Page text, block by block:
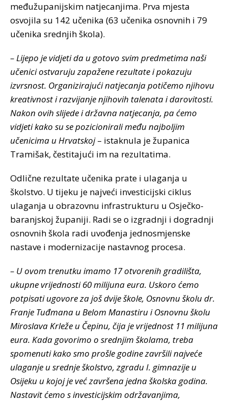
međužupanijskim natjecanjima. Prva mjesta
osvojila su 142 učenika (63 učenika osnovnih i 79
učenika srednjih škola).
– Lijepo je vidjeti da u gotovo svim predmetima naši
učenici ostvaruju zapažene rezultate i pokazuju
izvrsnost. Organizirajući natjecanja potičemo njihovu
kreativnost i razvijanje njihovih talenata i darovitosti.
Nakon ovih slijede i državna natjecanja, pa ćemo
vidjeti kako su se pozicionirali među najboljim
učenicima u Hrvatskoj– istaknula je županica
Tramišak, čestitajući im na rezultatima.
Odlične rezultate učenika prate i ulaganja u
školstvo. U tijeku je najveći investicijski ciklus
ulaganja u obrazovnu infrastrukturu u Osječko-
baranjskoj županiji. Radi se o izgradnji i dogradnji
osnovnih škola radi uvođenja jednosmjenske
nastave i modernizacije nastavnog procesa.
– U ovom trenutku imamo 17 otvorenih gradilišta,
ukupne vrijednosti 60 milijuna eura. Uskoro ćemo
potpisati ugovore za još dvije škole, Osnovnu školu dr.
Franje Tuđmana u Belom Manastiru i Osnovnu školu
Miroslava Krleže u Čepinu, čija je vrijednost 11 milijuna
eura. Kada govorimo o srednjim školama, treba
spomenuti kako smo prošle godine završili najveće
ulaganje u srednje školstvo, zgradu I. gimnazije u
Osijeku u kojoj je već završena jedna školska godina.
Nastavit ćemo s investicijskim održavanjima,